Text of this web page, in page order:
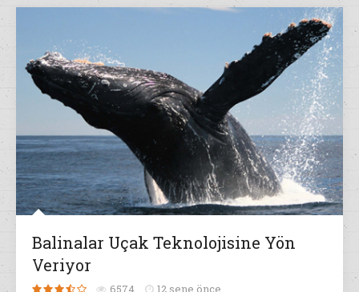
Balinalar Uçak Teknolojisine Yön
Veriyor
6574 12 sene önce